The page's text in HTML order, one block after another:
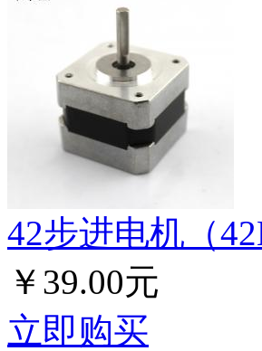
42步进电机（
￥39.00元
立即购买